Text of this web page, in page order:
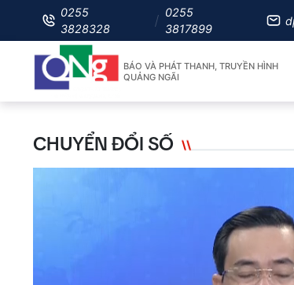
0255
3828328
0255
3817899
BÁO VÀ PHÁT THANH, TRUYỀN HÌNH
QUẢNG NGÃI
CHUYỂN ĐỔI SỐ